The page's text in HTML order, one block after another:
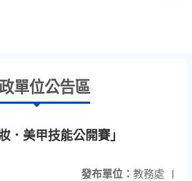
單位公告區
．美甲技能公開賽」
發布單位： 教務處 |